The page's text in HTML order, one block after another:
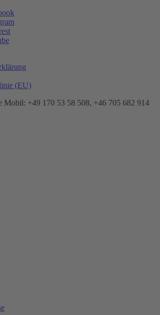
(EU)
Mobil: +49 170 53 58 508, +46 705 682 914